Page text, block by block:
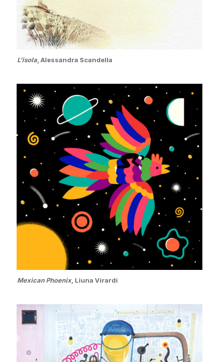
L’isola , Alessandra Scandella
Mexican Phoenix, Liuna Virardi